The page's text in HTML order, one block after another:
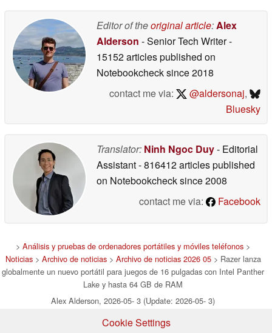
para los portátiles de
Editor of theoriginal article:Alex
Alderson - Senior Tech Writer-
15152 articles published on
Notebookchecksince 2018
contact me via:
@aldersonaj,
Bluesky
Translator: Ninh Ngoc Duy- Editorial
Assistant- 816412 articles published
on Notebookchecksince 2008
contact me via:
Facebook
> Análisis y pruebas de ordenadores portátiles y móviles teléfonos >
Noticias> Archivo de noticias> Archivo de noticias 2026 05> Razer lanza
globalmente un nuevo portátil para juegos de 16 pulgadas con Intel Panther
Lake y hasta 64 GB de RAM
Alex Alderson, 2026-05- 3 (Update: 2026-05- 3)
Cookie Settings